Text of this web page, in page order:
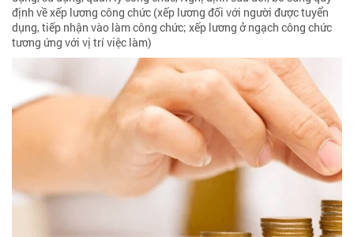
định về xếp lương công chức (xếp lương đối với người được tuyển
dụng, tiếp nhận vào làm công chức; xếp lương ở ngạch công chức
tương ứng với vị trí việc làm)